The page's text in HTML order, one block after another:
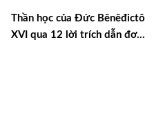
Thần học của Đức Bênêđictô
XVI qua 12 lời trích dẫn đơn